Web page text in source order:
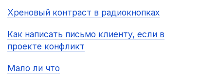
Хреновый контраст в радиокнопках
Как написать письмо клиенту, если в
проекте конфликт
Мало ли что